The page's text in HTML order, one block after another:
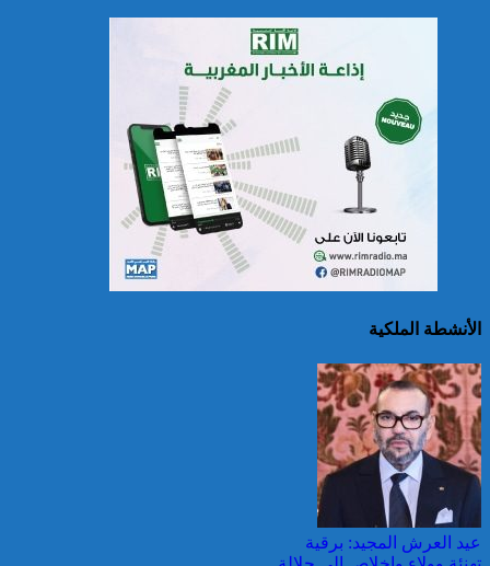
حرائق الغابات : الاتحاد
الأوروبي يعبئ إمكانياته
لدعم فرنسا والبرتغال
25 قتيلا و2823 جريحا
حصيلة حوادث السير
بالمناطق الحضرية خلال
الأسبوع المنصرم
الأنشطة الملكية
عيد العرش المجيد: برقية